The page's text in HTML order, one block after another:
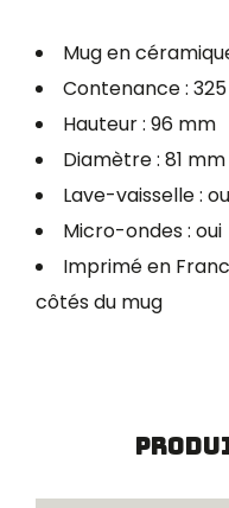
Mug en
Contenance : 325
Hauteur : 96 mm
Diamètre : 81 mm
Lave-vaisselle :
Micro-ondes : oui
Imprimé en
côtés du mug